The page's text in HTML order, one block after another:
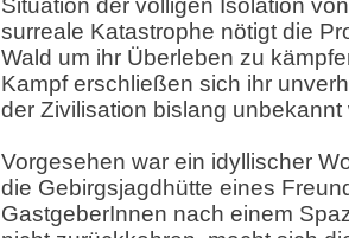
Situation der völligen Isolation
surreale Katastrophe nötigt die
Wald um ihr Überleben zu
Kampf erschließen sich ihr
der Zivilisation bislang unbekannt
Vorgesehen war ein idyllischer
die Gebirgsjagdhütte eines
GastgeberInnen nach einem